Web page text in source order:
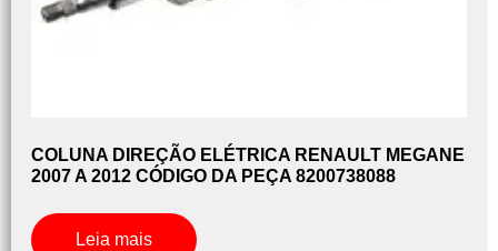
COLUNA DIREÇÃO ELÉTRICA RENAULT MEGANE
2007 A 2012 CÓDIGO DA PEÇA 8200738088
Leia mais